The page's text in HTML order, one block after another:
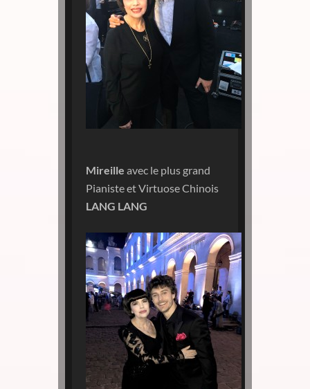
Mireille avec le plus grand
Pianiste et Virtuose Chinois
LANG LANG